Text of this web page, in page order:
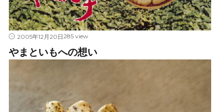
2005年12月20日285 view
やまといもへの想い